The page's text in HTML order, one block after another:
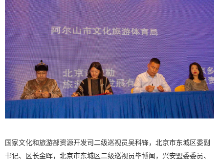
国家文化和旅游部资源开发司二级巡视员吴科锋，北京市东城区委副
书记、区长金晖，北京市东城区二级巡视员毕博闻，兴安盟委委员、